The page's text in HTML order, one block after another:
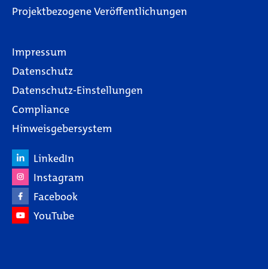
Projektbezogene Veröffentlichungen
Impressum
Datenschutz
Datenschutz-Einstellungen
Compliance
Hinweisgebersystem
LinkedIn
Instagram
Facebook
YouTube